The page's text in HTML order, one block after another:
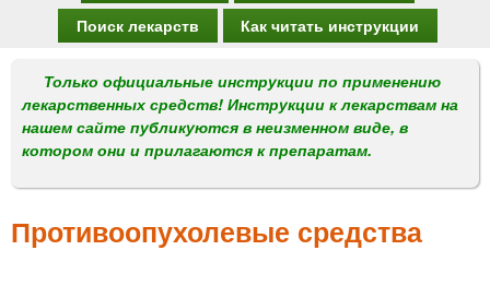
н
о
е
м
Поиск лекарств
Как читать инструкции
Только официальные инструкции по применению
лекарственных средств! Инструкции к лекарствам на
нашем сайте публикуются в неизменном виде, в
котором они и прилагаются к препаратам.
Противоопухолевые средства